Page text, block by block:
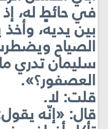
في حائطٍ له،
بين يديه،
الصياح
سليمان تدري
العصفور؟».
قلت: لا.
قال: «إنّه